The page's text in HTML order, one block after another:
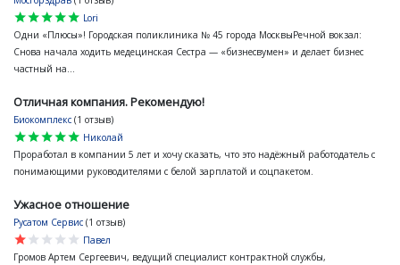
star
star
star
star
star
Lori
Одни «Плюсы»! Городская поликлиника № 45 города МосквыРечной вокзал:
Снова начала ходить медецинская Сестра — «бизнесвумен» и делает бизнес
частный на...
Отличная компания. Рекомендую!
Биокомплекс (1 отзыв)
star
star
star
star
star
Николай
Проработал в компании 5 лет и хочу сказать, что это надёжный работодатель с
понимающими руководителями с белой зарплатой и соцпакетом.
Ужасное отношение
Русатом Сервис (1 отзыв)
star
star
star
star
star
Павел
Громов Артем Сергеевич, ведущий специалист контрактной службы,